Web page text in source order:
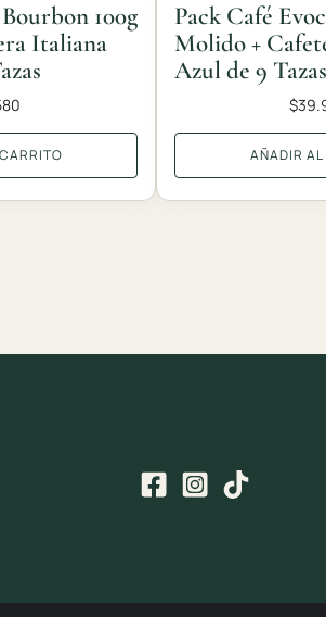
100g
Italiana
Pack Café
Molido +
Azul de 9 Tazas
$
AÑADIR